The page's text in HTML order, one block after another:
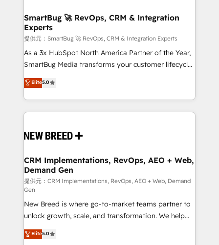
を、CRMを軸とした全社共通基盤に再構築します。意
思決定者・PMO・現場担当者に並走します。 1️⃣
HubSpot導入・活用支援 顧客データの一元化から、
GTMの見える化・自動化まで。全Hub統合運用、デー
タ品質設計、グループ横断のCRM統合に対応します。
の一部をAIが自律実行する組織への移行を設計・実装。
Breeze・Claude等をHubSpotと連携させ、役割定義・
革を、構想から実装・定着までPMOとして主導。「設
の統合・浸透・変革管理を実行します。 ▸ CMS戦略設
計・構築：リード獲得・CVR・SEOを前提にした情報設
計・導線設計・テンプレート設計をContent Hubで一体
提供。 ▸ 既存CRM・MAからの移行支援：Salesforce・
Marketo・Pardot等からの移行、カスタム設計、履歴
データ移行と活用設計まで。 ▸ AEO対応：ChatGPT・
ンツとサイト構造を最適化。 🏆 なぜ100incを選ぶの
SmartBug 🚀 RevOps, CRM & Integration
Experts
提供元：SmartBug 🚀 RevOps, CRM & Integration Experts
As a 3x HubSpot North America Partner of the Year,
SmartBug Media transforms your customer lifecycle
into a revenue engine. Our unified ecosystem
includes specialized divisions Globalia (AI &
Software) and Point Success Media (Paid Media),
making this the official home for all three brands. 🔄
and system integrations powered by Globalia’s
trainers to drive platform adoption. 📈 Revenue
Generation - Full-funnel marketing and high-
performance advertising via Point Success Media. -
Expert deployment of Breeze AI and custom agents
to automate growth. 🏆 Elite Excellence - 8 platform
accreditations and deep HIPAA-compliance
expertise. - A team of 250+ experts dedicated to
your resilient growth.
Elite5.0
CRM Implementations, RevOps, AEO + Web,
Demand Gen
提供元：CRM Implementations, RevOps, AEO + Web, Demand
Gen
New Breed is where go-to-market teams partner to
unlock growth, scale, and transformation. We help
companies activate HubSpot’s AI-powered
customer platform and operationalize HubSpot’s
Elite5.0